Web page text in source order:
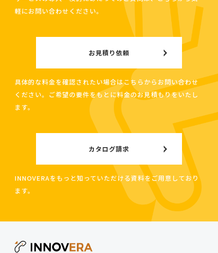
軽にお問い合わせください。
お見積り依頼
具体的な料金を確認されたい場合はこちらからお問い合わせ
ください。ご希望の要件をもとに料金のお見積もりをいたし
ます。
カタログ請求
INNOVERAをもっと知っていただける資料をご用意しており
ます。